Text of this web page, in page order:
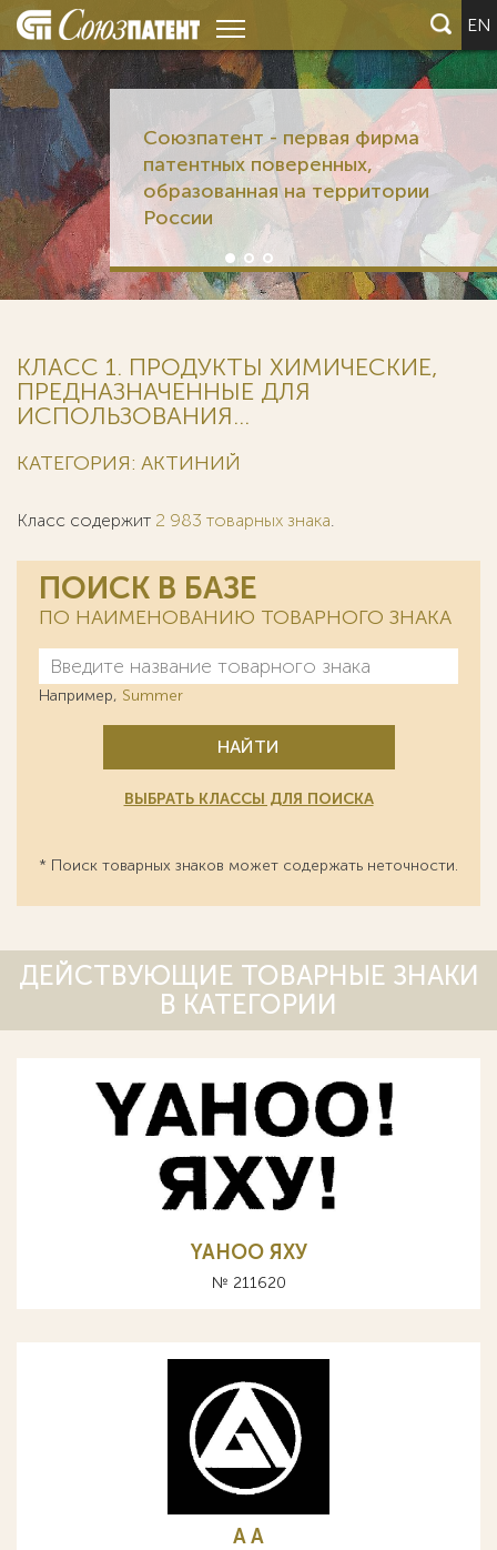
EN
Союзпатент - первая фирма
патентных поверенных,
образованная на территории
России
КЛАСС 1. ПРОДУКТЫ ХИМИЧЕСКИЕ,
ПРЕДНАЗНАЧЕННЫЕ ДЛЯ
ИСПОЛЬЗОВАНИЯ...
КАТЕГОРИЯ: АКТИНИЙ
Класс содержит 2 983 товарных знака.
ПОИСК В БАЗЕ
ПО НАИМЕНОВАНИЮ ТОВАРНОГО ЗНАКА
Например, Summer
НАЙТИ
ВЫБРАТЬ КЛАССЫ ДЛЯ ПОИСКА
* Поиск товарных знаков может содержать неточности.
ДЕЙСТВУЮЩИЕ ТОВАРНЫЕ ЗНАКИ
В КАТЕГОРИИ
YAHOO ЯХУ
№ 211620
A А